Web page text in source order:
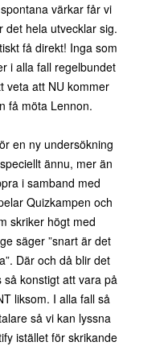
värkar får vi
det hela utvecklar sig.
få direkt! Inga som
i alla fall regelbundet
veta att NU kommer
få möta Lennon.
en ny undersökning
ännu, mer än
i samband med
Quizkampen och
skriker högt med
säger ”snart är det
Där och då blir det
konstigt att vara på
liksom. I alla fall så
så vi kan lyssna
istället för skrikande